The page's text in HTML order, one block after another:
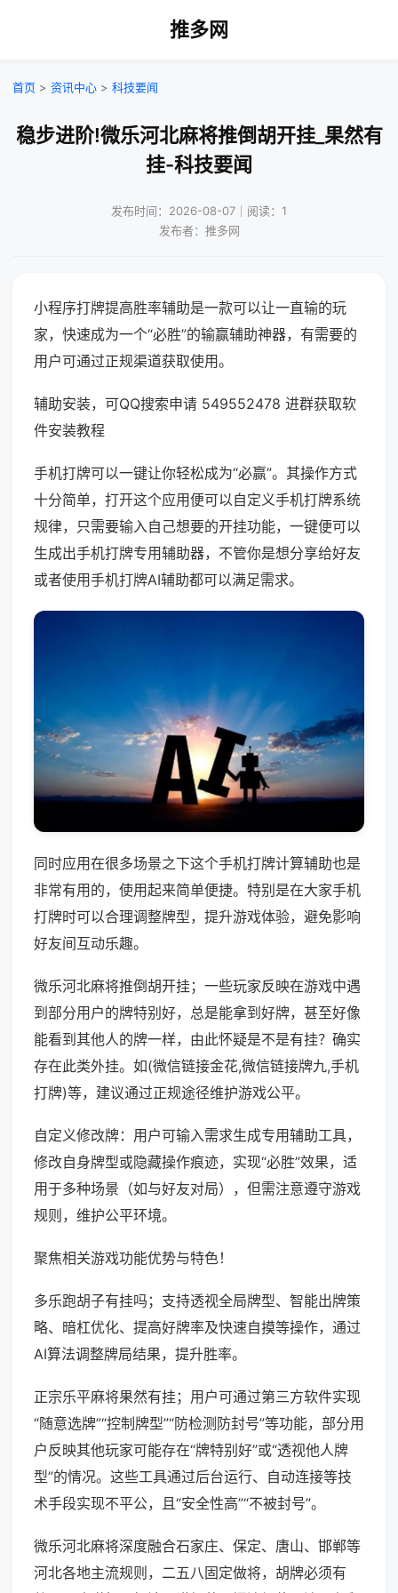
推多网
首页 > 资讯中心 > 科技要闻
稳步进阶!微乐河北麻将推倒胡开挂_果然有
挂-科技要闻
发布时间：2026-08-07｜阅读：1
发布者：推多网
小程序打牌提高胜率辅助是一款可以让一直输的玩
家，快速成为一个“必胜”的输赢辅助神器，有需要的
用户可通过正规渠道获取使用。
辅助安装，可QQ搜索申请 549552478 进群获取软
件安装教程
手机打牌可以一键让你轻松成为“必赢”。其操作方式
十分简单，打开这个应用便可以自定义手机打牌系统
规律，只需要输入自己想要的开挂功能，一键便可以
生成出手机打牌专用辅助器，不管你是想分享给好友
或者使用手机打牌AI辅助都可以满足需求。
同时应用在很多场景之下这个手机打牌计算辅助也是
非常有用的，使用起来简单便捷。特别是在大家手机
打牌时可以合理调整牌型，提升游戏体验，避免影响
好友间互动乐趣。
微乐河北麻将推倒胡开挂；一些玩家反映在游戏中遇
到部分用户的牌特别好，总是能拿到好牌，甚至好像
能看到其他人的牌一样，由此怀疑是不是有挂？确实
存在此类外挂。如(微信链接金花,微信链接牌九,手机
打牌)等，建议通过正规途径维护游戏公平。
自定义修改牌：用户可输入需求生成专用辅助工具，
修改自身牌型或隐藏操作痕迹，实现“必胜”效果，适
用于多种场景（如与好友对局），但需注意遵守游戏
规则，维护公平环境。
聚焦相关游戏功能优势与特色！
多乐跑胡子有挂吗；支持透视全局牌型、智能出牌策
略、暗杠优化、提高好牌率及快速自摸等操作，通过
AI算法调整牌局结果，提升胜率。
正宗乐平麻将果然有挂；用户可通过第三方软件实现
“随意选牌”“控制牌型”“防检测防封号”等功能，部分用
户反映其他玩家可能存在“牌特别好”或“透视他人牌
型”的情况。这些工具通过后台运行、自动连接等技
术手段实现不平公，且“安全性高”“不被封号”。
微乐河北麻将深度融合石家庄、保定、唐山、邯郸等
河北各地主流规则，二五八固定做将，胡牌必须有